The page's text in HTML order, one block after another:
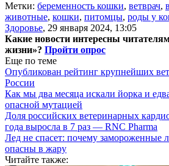
Метки: беременность кошки, ветврач,
животные, кошки, питомцы, роды у
Здоровье, 29 января 2024, 13:05
Какие новости интересны
жизни»? Пройти опрос
Еще по теме
Опубликован рейтинг крупнейших
России
Как мы два месяца искали йорка и
опасной мутацией
Доля российских ветеринарных
года выросла в 7 раз — RNC Pharma
Лед не спасет: почему замороженные
опасны в жару
Читайте также: